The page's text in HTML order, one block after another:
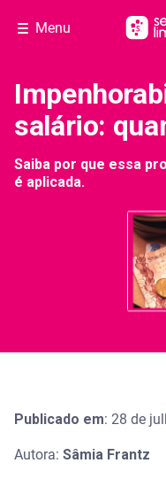
Menu
salário:
Saiba por que essa
é aplicada.
Publicado em: 28 de
Autora: Sâmia Frantz